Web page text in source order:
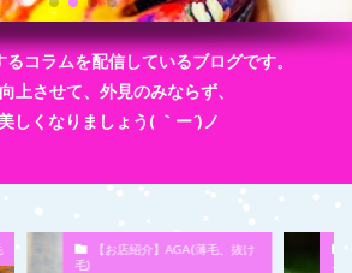
コラムを配信しているブログです。
上させて、外見のみならず、
しくなりましょう( ｀ー´)ノ
【お店紹介】AGA(薄毛、抜け
毛)
【お店紹介
ネス